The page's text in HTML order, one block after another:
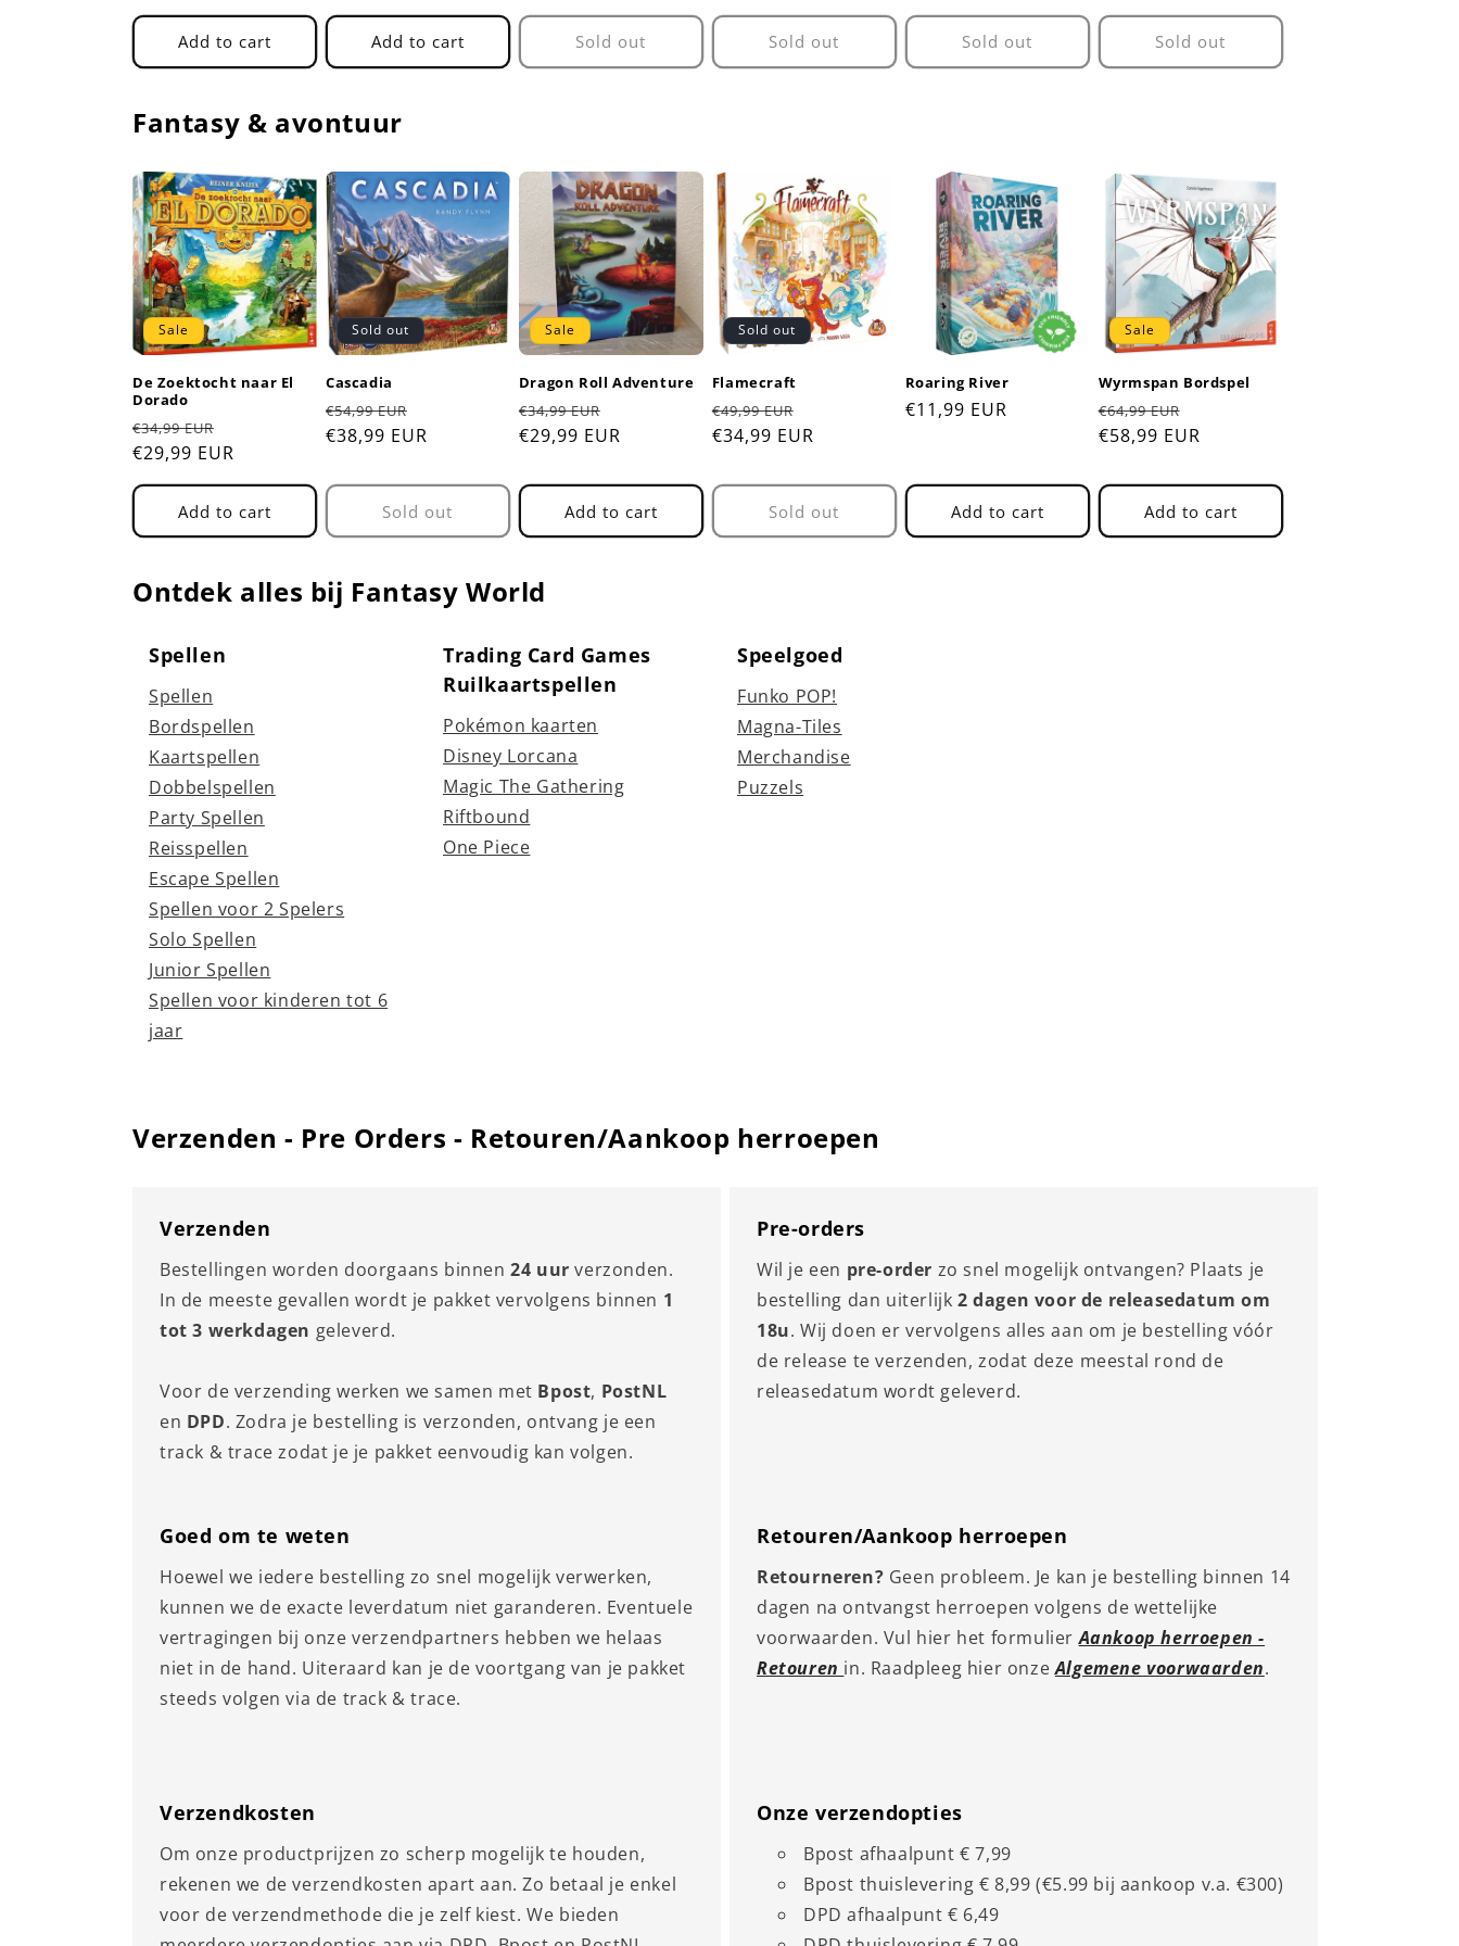
Add to cart Add to cart Sold out Sold out Sold out Sold out
Fantasy & avontuur
Sale
De Zoektocht naar El
Dorado
Regular
price
€34,99 EUR
price
€29,99 EUR
Add to cart
Sold out
Cascadia
Regular
price
€54,99 EUR
price
€38,99 EUR
Sold out
Sale
Dragon Roll Adventure
Regular
price
€34,99 EUR
price
€29,99 EUR
Add to cart
Sold out
Flamecraft
Regular
price
€49,99 EUR
price
€34,99 EUR
Sold out
Roaring River
Regular
€11,99 EUR
Add to cart
Sale
Wyrmspan Bordspel
Regular
price
€64,99 EUR
price
€58,99 EUR
Add to cart
Ontdek alles bij Fantasy World
Spellen
Spellen
Bordspellen
Kaartspellen
Dobbelspellen
Party Spellen
Reisspellen
Escape Spellen
Spellen voor 2 Spelers
Solo Spellen
Junior Spellen
Spellen voor kinderen tot 6
jaar
Trading Card Games
Ruilkaartspellen
Pokémon kaarten
Disney Lorcana
Magic The Gathering
Riftbound
One Piece
Speelgoed
Funko POP!
Magna-Tiles
Merchandise
Puzzels
Verzenden - Pre Orders - Retouren/Aankoop herroepen
Verzenden
Bestellingen worden doorgaans binnen24 uur verzonden.
In de meeste gevallen wordt je pakket vervolgens binnen 1
tot 3 werkdagen geleverd.
Voor de verzending werken we samen met Bpost, PostNL
en DPD. Zodra je bestelling is verzonden, ontvang je een
track & trace zodat je je pakket eenvoudig kan volgen.
Pre-orders
Wil je een pre-order zo snel mogelijk ontvangen? Plaats je
bestelling dan uiterlijk2 dagen voor de releasedatum om
18u. Wij doen er vervolgens alles aan om je bestelling vóór
de release te verzenden, zodat deze meestal rond de
releasedatum wordt geleverd.
Goed om te weten
Hoewel we iedere bestelling zo snel mogelijk verwerken,
kunnen we de exacte leverdatum niet garanderen. Eventuele
vertragingen bij onze verzendpartners hebben we helaas
niet in de hand. Uiteraard kan je de voortgang van je pakket
steeds volgen via de track & trace.
Retouren/Aankoop herroepen
Retourneren? Geen probleem. Je kan je bestelling binnen 14
dagen na ontvangst herroepen volgens de wettelijke
voorwaarden. Vul hier het formulierAankoop herroepen -
Retouren in. Raadpleeg hier onzeAlgemene voorwaarden.
Verzendkosten
Om onze productprijzen zo scherp mogelijk te houden,
rekenen we de verzendkosten apart aan. Zo betaal je enkel
voor de verzendmethode die je zelf kiest. We bieden
Onze verzendopties
Bpost afhaalpunt € 7,99
Bpost thuislevering € 8,99 (€5.99 bij aankoop v.a. €300)
DPD afhaalpunt € 6,49